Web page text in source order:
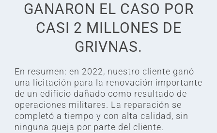
GANARON EL CASO POR
CASI 2 MILLONES DE
GRIVNAS.
En resumen: en 2022, nuestro cliente ganó
una licitación para la renovación importante
de un edificio dañado como resultado de
operaciones militares. La reparación se
completó a tiempo y con alta calidad, sin
ninguna queja por parte del cliente.